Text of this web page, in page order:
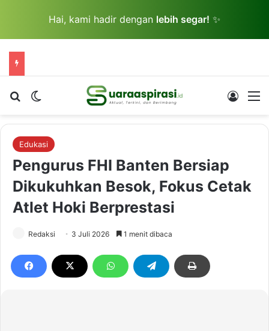
Hai, kami hadir dengan lebih segar! ✨
Cari berita...Switch skin Log In
Edukasi
Pengurus FHI Banten Bersiap
Dikukuhkan Besok, Fokus Cetak
Atlet Hoki Berprestasi
Redaksi 3 Juli 2026 1 menit dibaca